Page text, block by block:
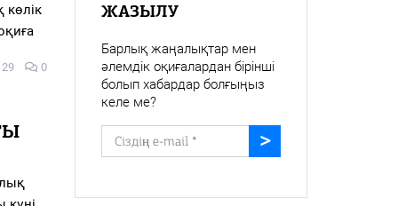
0
ЖАЗЫЛУ
Барлық жаңалықтар мен
әлемдік оқиғалардан бірінші
болып хабардар болғыңыз
келе ме?